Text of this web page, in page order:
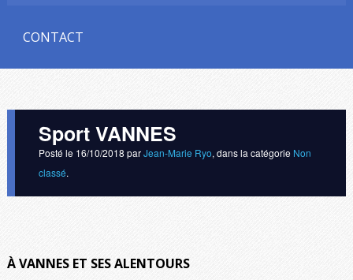
CONTACT
Sport VANNES
Posté le 16/10/2018 parJean-Marie Ryo, dans la catégorie Non
classé.
À VANNES ET SES ALENTOURS